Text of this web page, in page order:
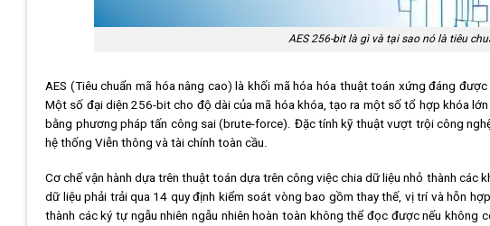
AES 256-bit là gì và tại sao nó là tiêu
AES (Tiêu chuẩn mã hóa nâng cao) là khối mã hóa hóa thuật toán xứng đáng
Một số đại diện 256-bit cho độ dài của mã hóa khóa, tạo ra một số tổ hợp khóa
bằng phương pháp tấn công sai (brute-force). Đặc tính kỹ thuật vượt trội công
hệ thống Viễn thông và tài chính toàn cầu.
Cơ chế vận hành dựa trên thuật toán dựa trên công việc chia dữ liệu nhỏ thành
dữ liệu phải trải qua 14 quy định kiểm soát vòng bao gồm thay thế, vị trí và hỗn
thành các ký tự ngẫu nhiên ngẫu nhiên hoàn toàn không thể đọc được nếu